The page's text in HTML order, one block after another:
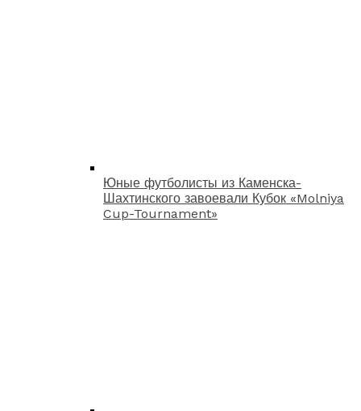
Юные футболисты из Каменска-
Шахтинского завоевали Кубок «Molniya
Cup-Tournament»